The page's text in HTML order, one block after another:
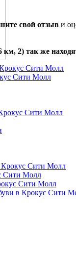
свой отзыв и
км, 2) так же
Сити Молл
Сити Молл
Сити Молл
Крокус Сити Молл
Сити Молл
Сити Молл
в Крокус Сити